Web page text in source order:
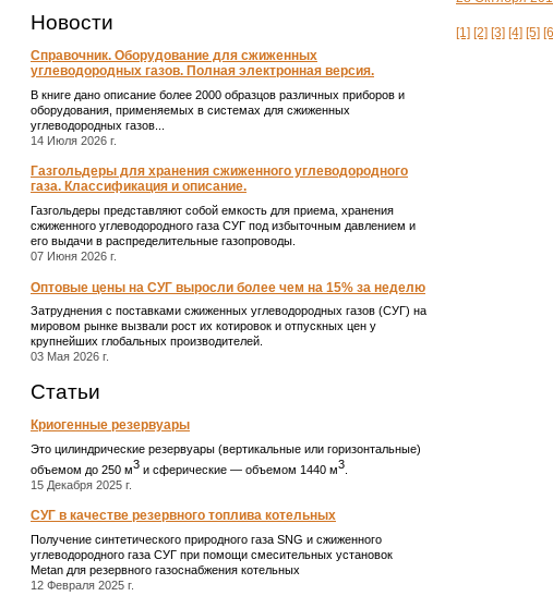
Новости
Справочник. Оборудование для сжиженных
углеводородных газов. Полная электронная версия.
В книге дано описание более 2000 образцов различных приборов и
оборудования, применяемых в системах для сжиженных
углеводородных газов...
14 Июля 2026 г.
Газгольдеры для хранения сжиженного углеводородного
газа. Классификация и описание.
Газгольдеры представляют собой емкость для приема, хранения
сжиженного углеводородного газа СУГ под избыточным давлением и
его выдачи в распределительные газопроводы.
07 Июня 2026 г.
Оптовые цены на СУГ выросли более чем на 15% за неделю
Затруднения с поставками сжиженных углеводородных газов (СУГ) на
мировом рынке вызвали рост их котировок и отпускных цен у
крупнейших глобальных производителей.
03 Мая 2026 г.
Статьи
Криогенные резервуары
Это цилиндрические резервуары (вертикальные или горизонтальные)
объемом до 250 м3 и сферические ― объемом 1440 м3
15 Декабря 2025 г.
СУГ в качестве резервного топлива котельных
Получение синтетического природного газа SNG и сжиженного
углеводородного газа СУГ при помощи смесительных установок
Metan для резервного газоснабжения котельных
12 Февраля 2025 г.
[1] [2] [3] [4] [5]